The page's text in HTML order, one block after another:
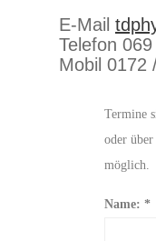
E-Mail
Telefon
Mobil 0172
Termine
oder
möglich.
Name: *